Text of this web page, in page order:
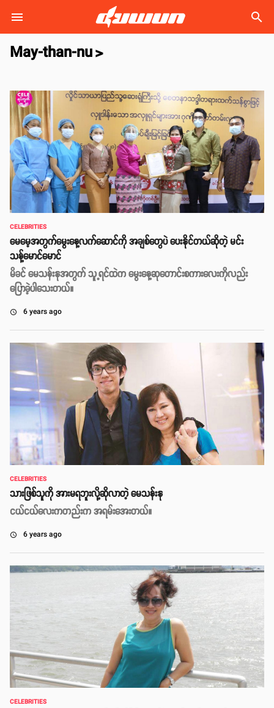
search
May-than-nu>
CELEBRITIES
မေမေ့အတွက်မွေးနေ့လက်ဆောင်ကို အချစ်တွေပဲ ပေးနိုင်တယ်ဆိုတဲ့ မင်း
သန့်မောင်မောင်
မိခင် မေသန်းနုအတွက် သူ့ရင်ထဲက မွေးနေ့ဆုတောင်းစကားလေးကိုလည်း
ပြောခဲ့ပါသေးတယ်။
access_time 6 years ago
CELEBRITIES
သားဖြစ်သူကို အားမရဘူးလို့ဆိုလာတဲ့ မေသန်းနု
ငယ်ငယ်လေးကတည်းက အရမ်းအေးတယ်။
access_time 6 years ago
CELEBRITIES